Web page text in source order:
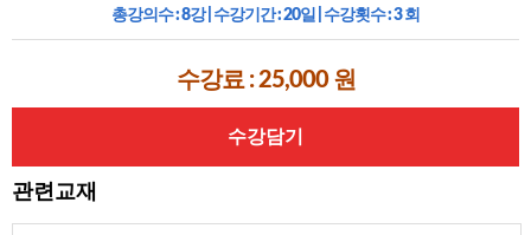
고객센터
로그인|회원가입
총강의수 :8강| 수강기간 :20일 | 수강횟수 :3 회
수강료 : 25,000 원
수강담기
관련교재